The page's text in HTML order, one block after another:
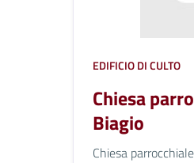
EDIFICIO DI CULTO
Chiesa
Biagio
Chiesa